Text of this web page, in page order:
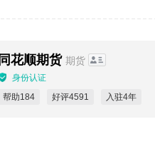
同花顺期货 期货
身份认证
帮助184
好评4591 入驻4年